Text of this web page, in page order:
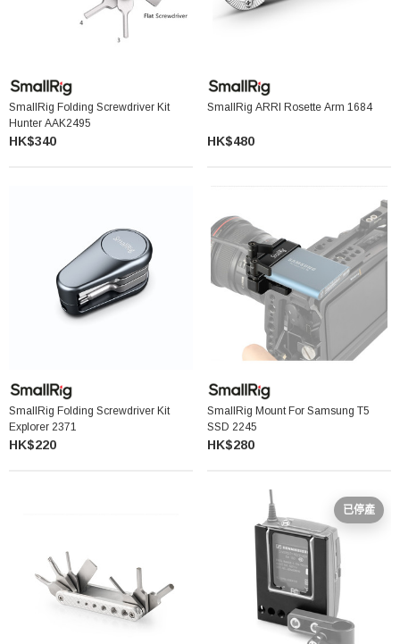
SmallRig Folding Screwdriver Kit
Hunter AAK2495
HK$340
SmallRig ARRI Rosette Arm 1684
HK$480
SmallRig Folding Screwdriver Kit
Explorer 2371
HK$220
SmallRig Mount For Samsung T5
SSD 2245
HK$280
已停產